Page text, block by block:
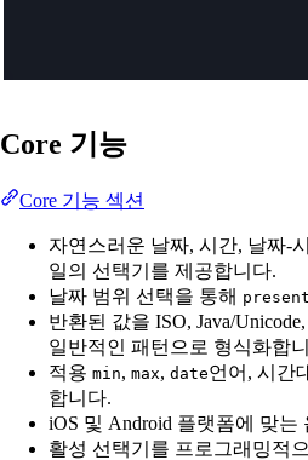
Core 기능
Core 기능 섹션
자연스러운 날짜, 시간, 날짜-
일의 선택기를 제공합니다.
날짜 범위 선택을 통해
반환된 값을 ISO, Java/
일반적인 패턴으로 형식화합
적용 min, max, date언어, 시간
합니다.
iOS 및 Android 플랫폼에 맞는
활성 선택기를 프로그래밍적